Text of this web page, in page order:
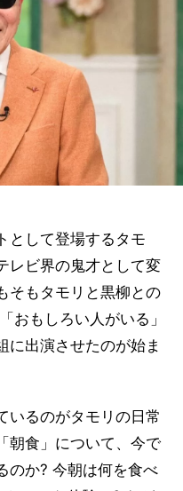
として登場するタモ
レビ界の鬼才として変
そもタモリと黒柳との
おもしろい人がいる」
に出演させたのが始ま
いるのがタモリの日常
朝食」について、今で
のか? 今朝は何を食べ